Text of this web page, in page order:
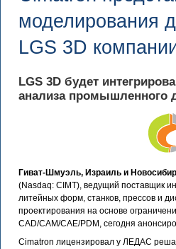
моделирования
LGS 3D
LGS 3D будет
анализа промышленного
Гиват-Шмуэль, Израиль и
(Nasdaq: CIMT), ведущий поставщик
литейных форм, станков, прессов и
проектирования на основе
CAD/CAM/CAE/PDM, сегодня
Cimatron лицензировал у ЛЕДАС